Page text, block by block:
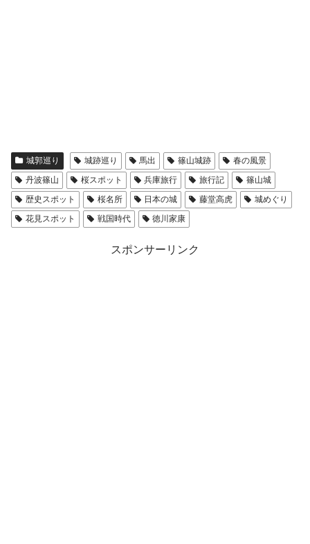
城郭巡り 城跡巡り 馬出 篠山城跡
春の風景
丹波篠山
桜スポット 兵庫旅行 旅行記
篠山城
歴史スポット
桜名所 日本の城 藤堂高虎
城めぐり
花見スポット
戦国時代 徳川家康
スポンサーリンク